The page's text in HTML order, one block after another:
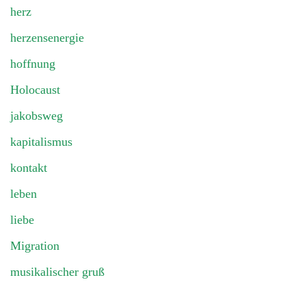
herz
herzensenergie
hoffnung
Holocaust
jakobsweg
kapitalismus
kontakt
leben
liebe
Migration
musikalischer gruß